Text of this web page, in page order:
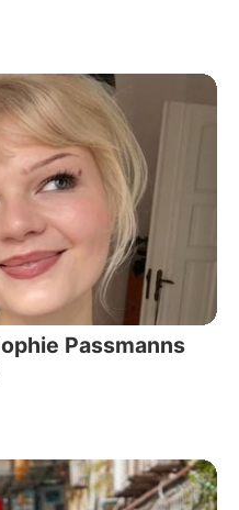
Passmanns